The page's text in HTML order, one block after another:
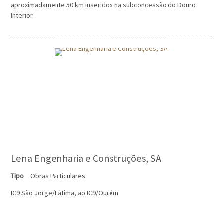
aproximadamente 50 km inseridos na subconcessão do Douro
Interior.
Lena Engenharia e Construções, SA
Tipo
Obras Particulares
IC9 São Jorge/Fátima, ao IC9/Ourém